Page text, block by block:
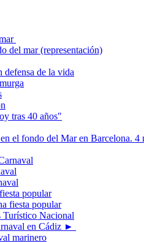
del mar (representación)
defensa de la vida
tras 40 años"
el fondo del Mar en Barcelona. 4
popular
fiesta popular
Turístico Nacional
en Cádiz ►
marinero